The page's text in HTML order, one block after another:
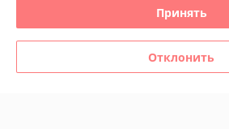
Политика обработки cookies
Сайт создан на платформе Deal.by
Принять
Отклонить